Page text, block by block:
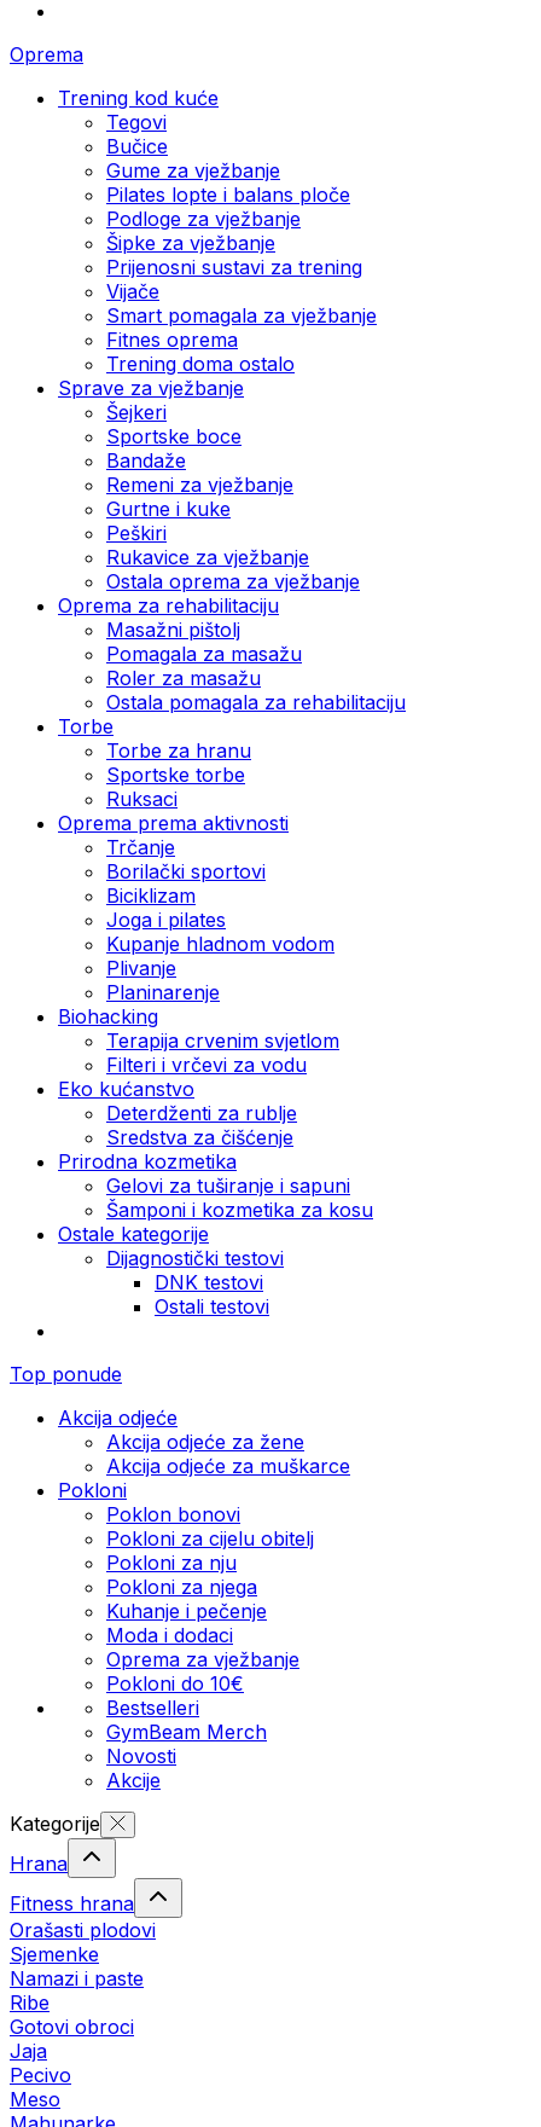
Oprema
Trening kod kuće
Tegovi
Bučice
Gume za vježbanje
Pilates lopte i balans ploče
Podloge za vježbanje
Šipke za vježbanje
Prijenosni sustavi za trening
Vijače
Smart pomagala za vježbanje
Fitnes oprema
Trening doma ostalo
Sprave za vježbanje
Šejkeri
Sportske boce
Bandaže
Remeni za vježbanje
Gurtne i kuke
Peškiri
Rukavice za vježbanje
Ostala oprema za vježbanje
Oprema za rehabilitaciju
Masažni pištolj
Pomagala za masažu
Roler za masažu
Ostala pomagala za rehabilitaciju
Torbe
Torbe za hranu
Sportske torbe
Ruksaci
Oprema prema aktivnosti
Trčanje
Borilački sportovi
Biciklizam
Joga i pilates
Kupanje hladnom vodom
Plivanje
Planinarenje
Biohacking
Terapija crvenim svjetlom
Filteri i vrčevi za vodu
Eko kućanstvo
Deterdženti za rublje
Sredstva za čišćenje
Prirodna kozmetika
Gelovi za tuširanje i sapuni
Šamponi i kozmetika za kosu
Ostale kategorije
Dijagnostički testovi
DNK testovi
Ostali testovi
Top ponude
Akcija odjeće
Akcija odjeće za žene
Akcija odjeće za muškarce
Pokloni
Poklon bonovi
Pokloni za cijelu obitelj
Pokloni za nju
Pokloni za njega
Kuhanje i pečenje
Moda i dodaci
Oprema za vježbanje
Pokloni do 10€
Bestselleri
GymBeam Merch
Novosti
Akcije
Kategorije
Hrana
Fitness hrana
Orašasti plodovi
Sjemenke
Namazi i paste
Ribe
Gotovi obroci
Jaja
Pecivo
Meso